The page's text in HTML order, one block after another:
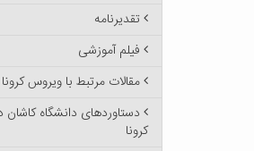
تقدیرنامه
فیلم آموزشی
مقالات مرتبط با ویروس کرونا
دستاوردهای دانشگاه کاشان
کرونا